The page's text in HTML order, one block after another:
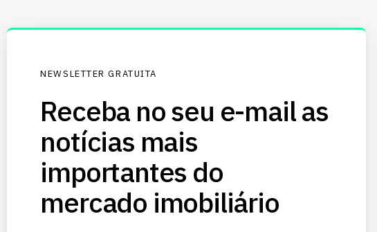
NEWSLETTER GRATUITA
Receba no seu e-mail as
notícias mais
importantes do
mercado imobiliário